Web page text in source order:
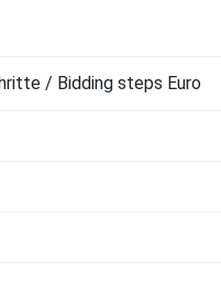
/ Bidding steps Euro